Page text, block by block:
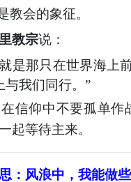
教会的象征。
教宗说：
是那只在世界海上
与我们同行。”
信仰中不要孤单
起等待主来。
：风浪中，我能做